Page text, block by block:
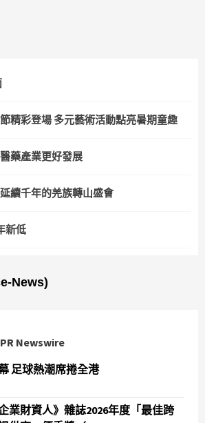
精彩登場 多元藝術活動點亮暑期童趣
藥產業更好發展
續千年的羌族轉山盛會
新低
News)
Newswire
足球熱潮席捲全港
業財資人》雜誌2026年度「最佳跨